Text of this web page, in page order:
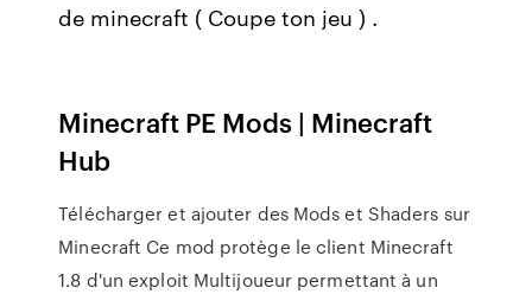
de minecraft ( Coupe ton jeu ) .
Minecraft PE Mods | Minecraft
Hub
Télécharger et ajouter des Mods et Shaders sur
Minecraft Ce mod protège le client Minecraft
1.8 d'un exploit Multijoueur permettant à un